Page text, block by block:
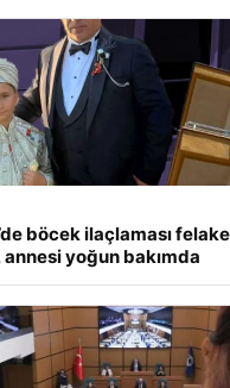
böcek ilaçlaması
yoğun bakımda